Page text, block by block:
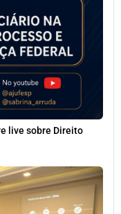
live sobre Direito